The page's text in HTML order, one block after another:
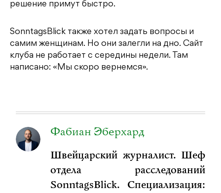
решение примут быстро.
SonntagsBlick также хотел задать вопросы и
самим женщинам. Но они залегли на дно. Сайт
клуба не работает с середины недели. Там
написано: «Мы скоро вернемся».
Фабиан Эберхард
Швейцарский журналист. Шеф
отдела расследований
SonntagsBlick. Специализация: